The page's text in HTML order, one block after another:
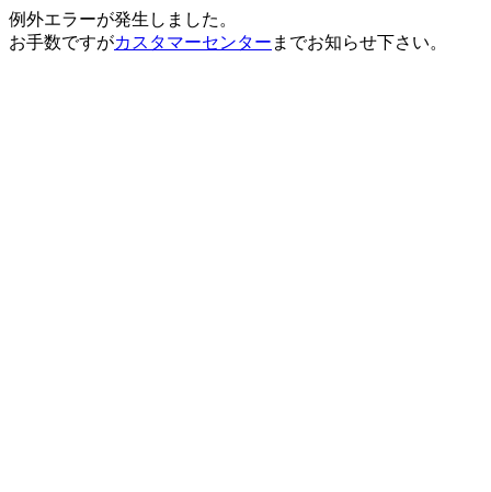
例外エラーが発生しました。
お手数ですがカスタマーセンター までお知らせ下さい。